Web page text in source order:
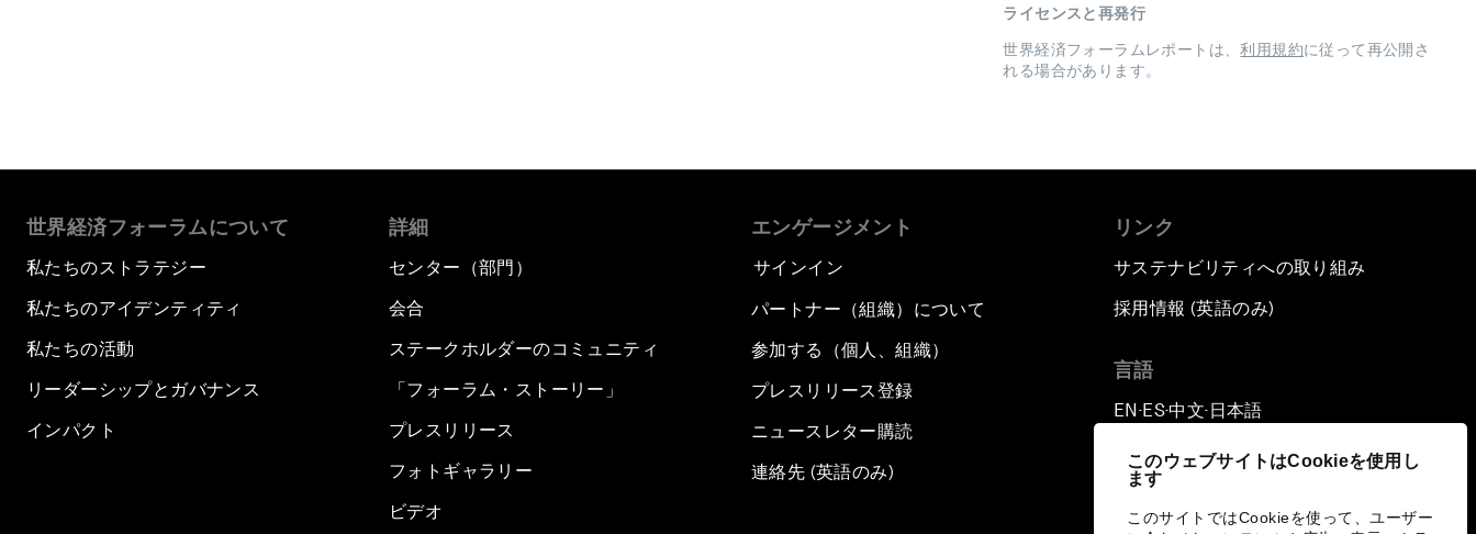
このウェブサイトはCookieを使用し
ます
このサイトではCookieを使って、ユーザー
ライセンスと再発行
世界経済フォーラムレポートは、利用規約に従って再公開さ
れる場合があります。
世界経済フォーラムについて
私たちのストラテジー
私たちのアイデンティティ
私たちの活動
リーダーシップとガバナンス
インパクト
詳細
センター（部門）
会合
ステークホルダーのコミュニティ
「フォーラム・ストーリー」
プレスリリース
フォトギャラリー
ビデオ
エンゲージメント
サインイン
パートナー（組織）について
参加する（個人、組織）
プレスリリース登録
ニュースレター購読
連絡先 (英語のみ)
リンク
サステナビリティへの取り組み
採用情報 (英語のみ)
言語
EN ▪ES▪中文▪ 日本語